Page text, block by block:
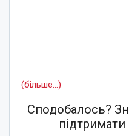
(більше…)
Сподобалось?